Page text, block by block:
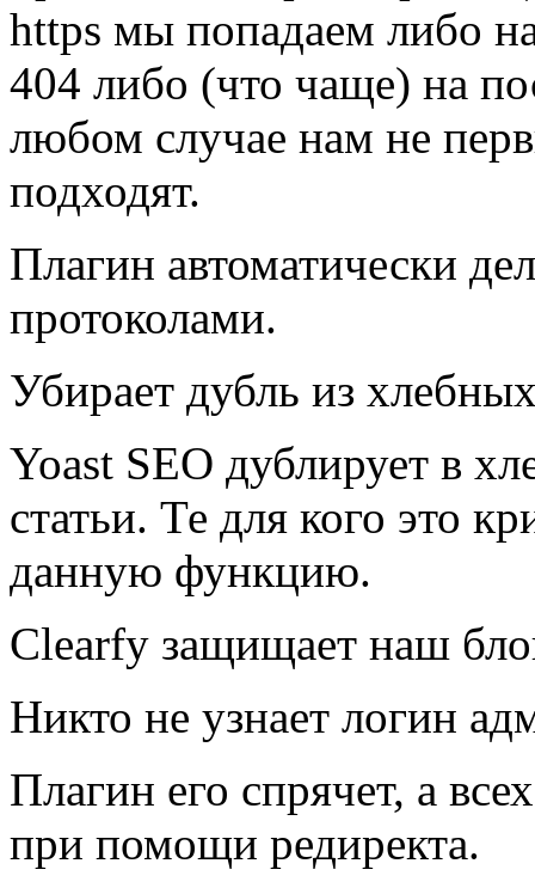
https мы попадаем либо
404 либо (что чаще) на
любом случае нам не
подходят.
Плагин автоматически
протоколами.
Убирает дубль из
Yoast SEO дублирует в
статьи. Те для кого это
данную функцию.
Clearfy защищает наш
Никто не узнает логин
Плагин его спрячет, а
при помощи редиректа.